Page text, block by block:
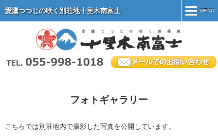
愛鷹つつじの咲く別荘地十里木南富士 MENU
MENU
別荘地紹介
物件情報
フォトギャラリー
こちらでは別荘地内で撮影した写真を公開しています。